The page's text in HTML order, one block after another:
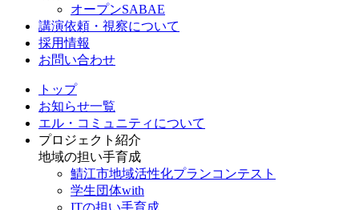
オープンSABAE
講演依頼・視察について
採用情報
お問い合わせ
トップ
お知らせ一覧
エル・コミュニティについて
プロジェクト紹介
地域の担い手育成
鯖江市地域活性化プランコンテスト
学生団体with
ITの担い手育成